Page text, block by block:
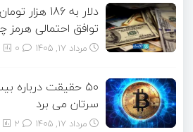
دلار به 186
توافق احتمالی
مرداد ۱۷, ۱۴۰۵
۵۰ حقیقت
سرتان می برد
مرداد ۱۷, ۱۴۰۵